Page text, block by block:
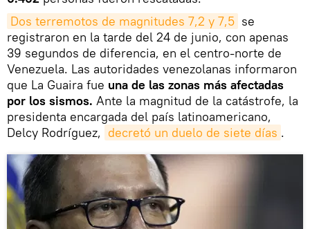
Dos terremotos de magnitudes 7,2 y 7,5 se
registraron en la tarde del 24 de junio, con apenas
39 segundos de diferencia, en el centro-norte de
Venezuela. Las autoridades venezolanas informaron
que La Guaira fue una de las zonas más afectadas
por los sismos. Ante la magnitud de la catástrofe, la
presidenta encargada del país latinoamericano,
Delcy Rodríguez, decretó un duelo de siete días .